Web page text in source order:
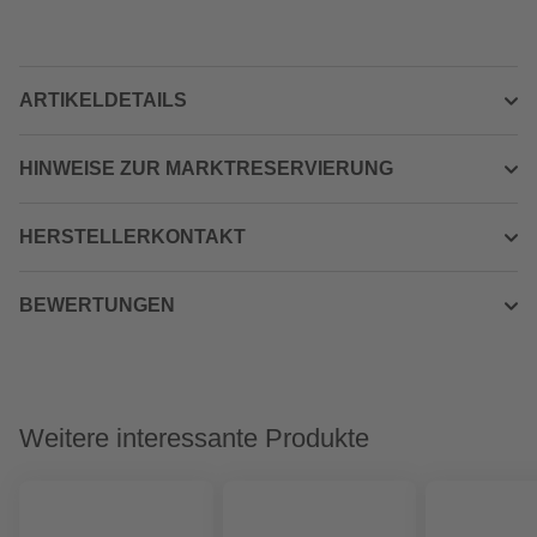
ARTIKELDETAILS
HINWEISE ZUR MARKTRESERVIERUNG
HERSTELLERKONTAKT
BEWERTUNGEN
Weitere interessante Produkte